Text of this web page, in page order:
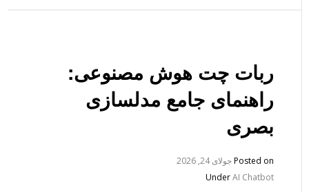
ربات چت هوش مصنوعی:
راهنمای جامع مدلسازی
بصری
Posted onجولای 24, 2026
Under AI Chatbot